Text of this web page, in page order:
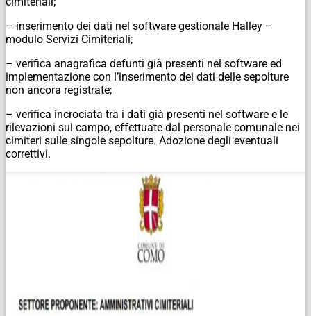
– inserimento dei dati nel software gestionale Halley –
modulo Servizi Cimiteriali;
– verifica anagrafica defunti già presenti nel software ed
implementazione con l’inserimento dei dati delle sepolture
non ancora registrate;
– verifica incrociata tra i dati già presenti nel software e le
rilevazioni sul campo, effettuate dal personale comunale nei
cimiteri sulle singole sepolture. Adozione degli eventuali
correttivi.